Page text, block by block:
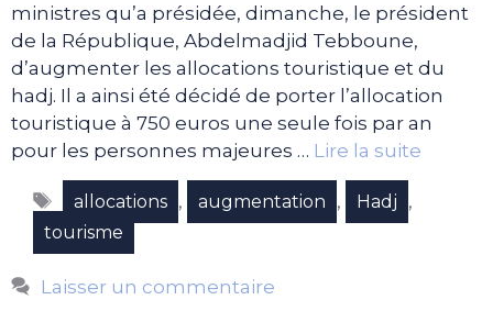
ministres qu’a présidée, dimanche, le président
de la République, Abdelmadjid Tebboune,
d’augmenter les allocations touristique et du
hadj. Il a ainsi été décidé de porter l’allocation
touristique à 750 euros une seule fois par an
pour les personnes majeures … Lire la suite
Étiquettes
allocations , augmentation , Hadj ,
tourisme
Laisser un commentaire